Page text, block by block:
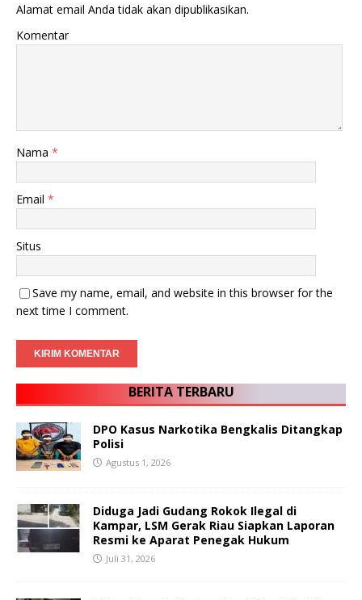
Alamat email Anda tidak akan dipublikasikan.
Komentar
Nama *
Email *
Situs
Save my name, email, and website in this browser for the
next time I comment.
BERITA TERBARU
DPO Kasus Narkotika Bengkalis Ditangkap
Polisi
Agustus 1, 2026
Diduga Jadi Gudang Rokok Ilegal di
Kampar, LSM Gerak Riau Siapkan Laporan
Resmi ke Aparat Penegak Hukum
Juli 31, 2026